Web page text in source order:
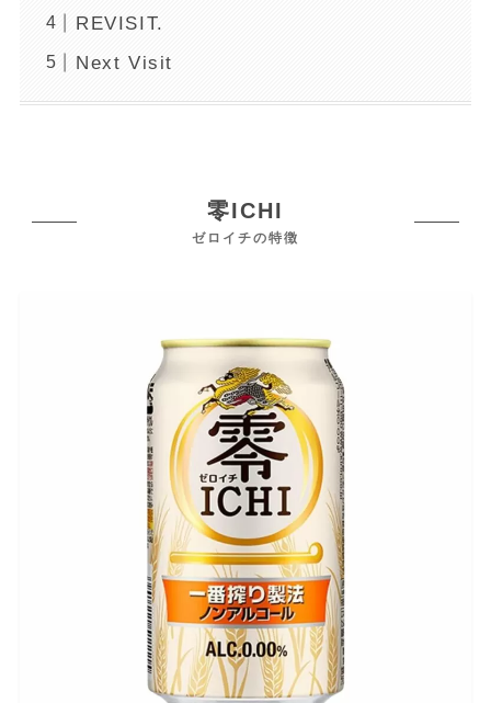
REVISIT.
Next Visit
零ICHI
ゼロ イチの特徴